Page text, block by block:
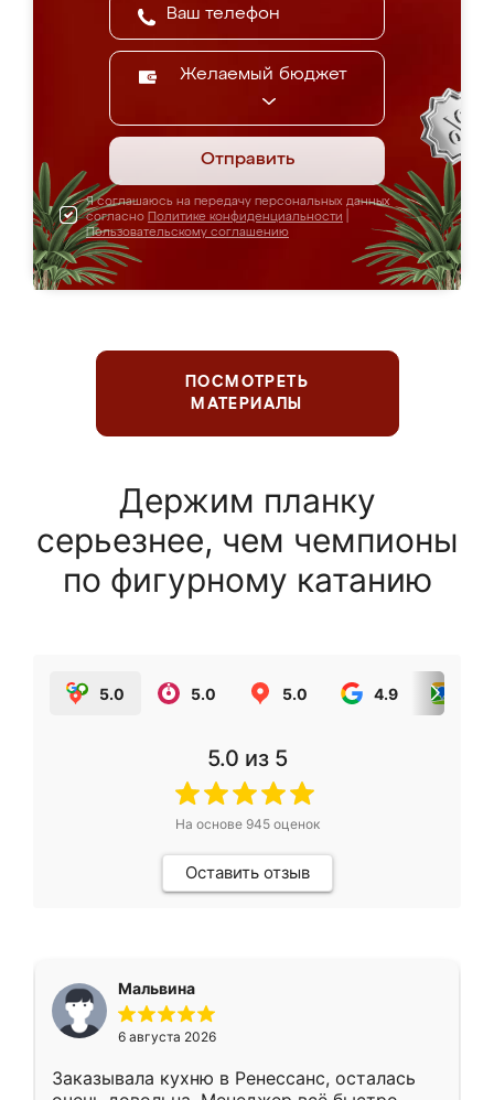
Желаемый бюджет
Отправить
Я соглашаюсь на передачу персональных данных
согласно Политике конфиденциальности
Пользовательскому соглашению
ПОСМОТРЕТЬ
МАТЕРИАЛЫ
Держим планку
серьезнее, чем чемпионы
по фигурному катанию
5.0 5.0 5.0 4.9
5.0 из 5
На основе 945оценок
Оставить отзыв
Мальвина
6 августа 2026
Заказывала кухню в Ренессанс, осталась